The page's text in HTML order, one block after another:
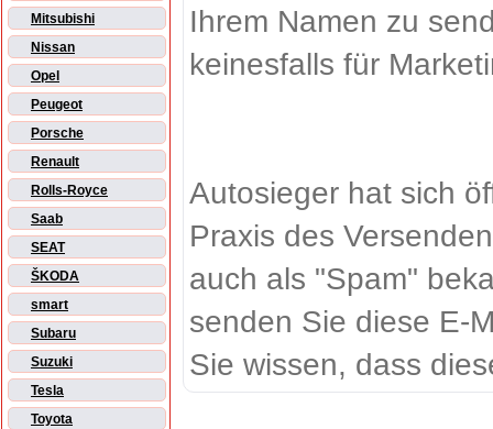
Mitsubishi
Nissan
Opel
Peugeot
Porsche
Renault
Rolls-Royce
Saab
SEAT
ŠKODA
smart
Subaru
Suzuki
Tesla
Toyota
Ihrem Namen zu
keinesfalls für
Autosieger hat sich
Praxis des
auch als "Spam"
senden Sie diese E-
Sie wissen, dass